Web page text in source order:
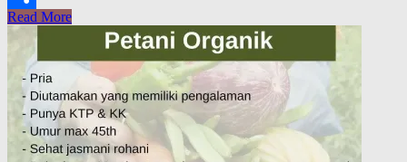
Share
Read More